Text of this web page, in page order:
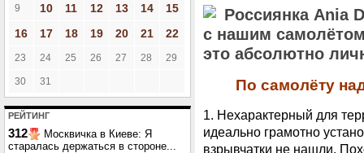
9 10 11 12 13 14
15
16
17 18 19 20 21 22
23 24 25 26 27 28 29
30 31
РЕЙТИНГ
312
Москвичка в Киеве: Я
старалась держаться в стороне...
Россиянка Ania
с нашим
это абсолютно
По самолёту
1. Нехарактерный для
идеально грамотно
взрывчатки не нашли.